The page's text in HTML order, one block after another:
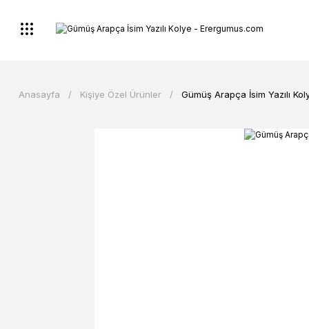
Anasayfa Kişiye Özel Ürünler Gümüş Arapça İsim Yazılı